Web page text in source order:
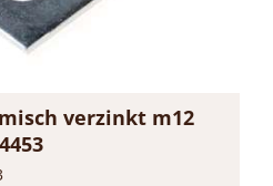
verzinkt m12